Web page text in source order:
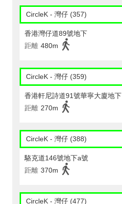
CircleK - 灣仔 (357)
香港灣仔道89號地下
距離 480m
CircleK - 灣仔 (359)
香港軒尼詩道91號華寧大廈地下
距離 270m
CircleK - 灣仔 (388)
駱克道146號地下a號
距離 370m
CircleK - 灣仔 (477)